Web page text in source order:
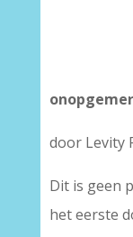
door Levity
Dit is geen
het eerste